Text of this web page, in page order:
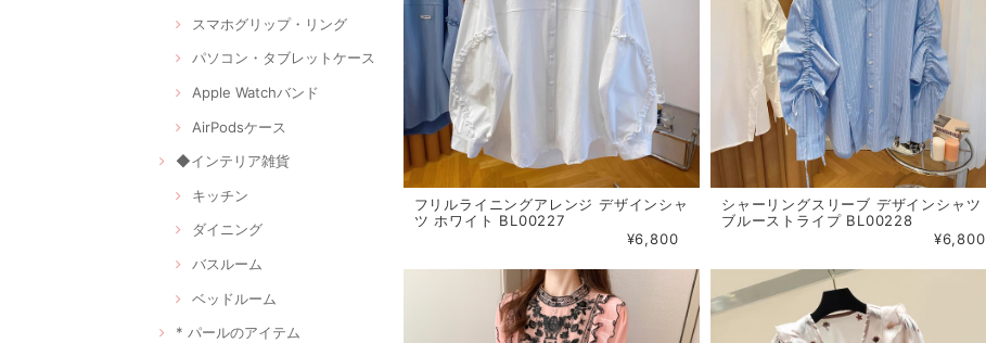
スマホグリップ・リング
パソコン・タブレットケース
Apple Watchバンド
AirPodsケース
◆インテリア雑貨
キッチン
ダイニング
バスルーム
ベッドルーム
* パールのアイテム
フリルライニングアレンジ デザインシャ
ツ ホワイト BL00227
¥6,800
シャーリングスリーブ デザインシャツ
ブルーストライプ BL00228
¥6,800